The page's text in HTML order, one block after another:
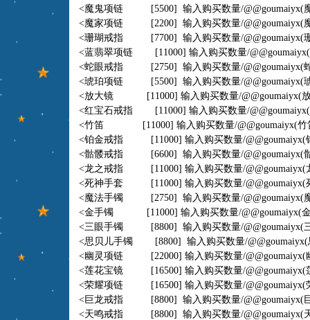
<魔鬼项链 [5500] 输入购买数量/@@goumaiyx(
<魔家项链 [2200] 输入购买数量/@@goumaiyx(
<珊瑚戒指 [7700] 输入购买数量/@@goumaiyx(
<蓝翡翠项链 [11000] 输入购买数量/@@goumaiyx
<蛇眼戒指 [2750] 输入购买数量/@@goumaiyx(
<琥珀项链 [5500] 输入购买数量/@@goumaiyx(
<放大镜 [11000] 输入购买数量/@@goumaiyx(
<红宝石戒指 [11000] 输入购买数量/@@goumaiyx
<竹笛 [11000] 输入购买数量/@@goumaiyx(竹
<铂金戒指 [11000] 输入购买数量/@@goumaiyx(
<骷髅戒指 [6600] 输入购买数量/@@goumaiyx(
<龙之戒指 [11000] 输入购买数量/@@goumaiyx(
<死神手套 [11000] 输入购买数量/@@goumaiyx(
<魔法手镯 [2750] 输入购买数量/@@goumaiyx(
<金手镯 [11000] 输入购买数量/@@goumaiyx(
<三眼手镯 [8800] 输入购买数量/@@goumaiyx(
<思贝儿手镯 [8800] 输入购买数量/@@goumaiyx(
<幽灵项链 [22000] 输入购买数量/@@goumaiyx(
<莲花宝镜 [16500] 输入购买数量/@@goumaiyx(
<荣耀项链 [16500] 输入购买数量/@@goumaiyx(
<巨龙戒指 [8800] 输入购买数量/@@goumaiyx(
<天鸣戒指 [8800] 输入购买数量/@@goumaiyx(